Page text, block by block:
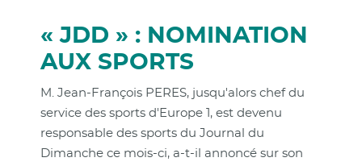
« JDD » : NOMINATION
AUX SPORTS
M. Jean-François PERES, jusqu'alors chef du
service des sports d'Europe 1, est devenu
responsable des sports du Journal du
Dimanche ce mois-ci, a-t-il annoncé sur son